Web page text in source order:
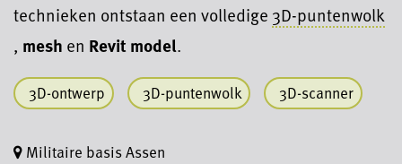
technieken ontstaan een volledige 3D-puntenwolk
, mesh en Revit model.
3D-ontwerp 3D-puntenwolk 3D-scanner
Militaire basis Assen